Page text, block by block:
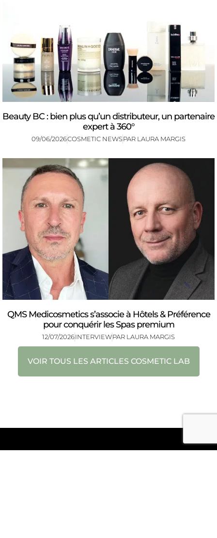
Beauty BC : bien plus qu’un distributeur, un partenaire
expert à 360°
09/06/2026COSMETIC NEWSPAR LAURA MARGIS
QMS Medicosmetics s’associe à Hôtels & Préférence
pour conquérir les Spas premium
12/07/2026INTERVIEWPAR LAURA MARGIS
VOIR TOUS LES ARTICLES COSMETIC LAB